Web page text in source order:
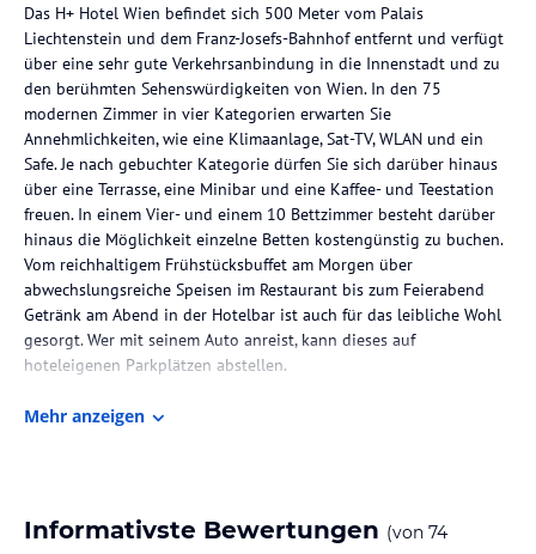
Das H+ Hotel Wien befindet sich 500 Meter vom Palais
Liechtenstein und dem Franz-Josefs-Bahnhof entfernt und verfügt
über eine sehr gute Verkehrsanbindung in die Innenstadt und zu
den berühmten Sehenswürdigkeiten von Wien. In den 75
modernen Zimmer in vier Kategorien erwarten Sie
Annehmlichkeiten, wie eine Klimaanlage, Sat-TV, WLAN und ein
Safe. Je nach gebuchter Kategorie dürfen Sie sich darüber hinaus
über eine Terrasse, eine Minibar und eine Kaffee- und Teestation
freuen. In einem Vier- und einem 10 Bettzimmer besteht darüber
hinaus die Möglichkeit einzelne Betten kostengünstig zu buchen.
Vom reichhaltigem Frühstücksbuffet am Morgen über
abwechslungsreiche Speisen im Restaurant bis zum Feierabend
Getränk am Abend in der Hotelbar ist auch für das leibliche Wohl
gesorgt. Wer mit seinem Auto anreist, kann dieses auf
hoteleigenen Parkplätzen abstellen.
Die Lage des Hotels
den berühmten Sehenswürdigkeiten von Wien.
Mehr anzeigen
Informativste Bewertungen (von 74